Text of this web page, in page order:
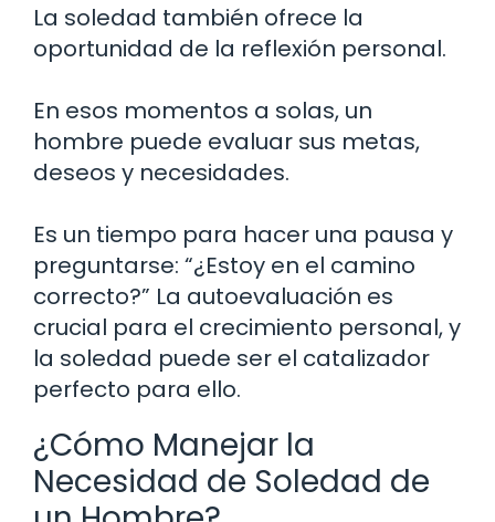
La soledad también ofrece la
oportunidad de la reflexión personal.
En esos momentos a solas, un
hombre puede evaluar sus metas,
deseos y necesidades.
Es un tiempo para hacer una pausa y
preguntarse: “¿Estoy en el camino
correcto?” La autoevaluación es
crucial para el crecimiento personal, y
la soledad puede ser el catalizador
perfecto para ello.
¿Cómo Manejar la
Necesidad de Soledad de